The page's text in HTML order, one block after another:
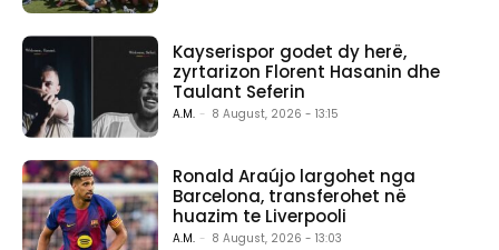
Kayserispor godet dy herë,
zyrtarizon Florent Hasanin dhe
Taulant Seferin
A.M. - 8 August, 2026 - 13:15
Ronald Araújo largohet nga
Barcelona, transferohet në
huazim te Liverpooli
A.M. - 8 August, 2026 - 13:03